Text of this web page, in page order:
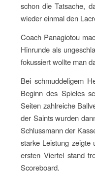
schon die Tatsache,
wieder einmal den
Coach Panagiotou
Hinrunde als
fokussiert wollte man
Bei schmuddeligem
Beginn des Spieles
Seiten zahlreiche
der Saints wurden
Schlussmann der
starke Leistung zeigte
ersten Viertel stand
Scoreboard.